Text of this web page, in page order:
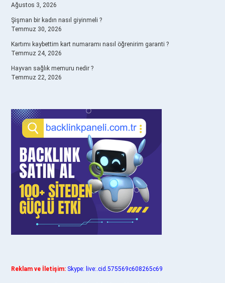
Ağustos 3, 2026
Şişman bir kadın nasıl giyinmeli ?
Temmuz 30, 2026
Kartımı kaybettim kart numaramı nasıl öğrenirim garanti ?
Temmuz 24, 2026
Hayvan sağlık memuru nedir ?
Temmuz 22, 2026
Reklam ve İletişim: Skype: live:.cid.575569c608265c69